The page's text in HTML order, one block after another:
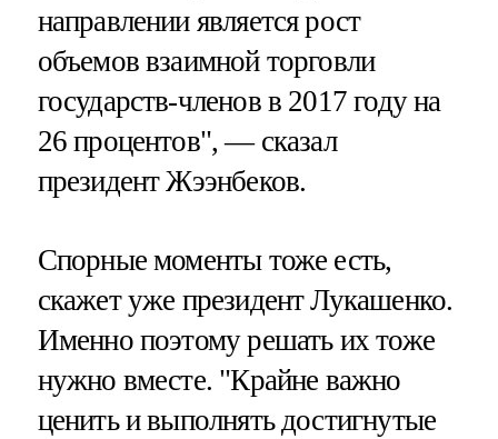
направлении является рост
объемов взаимной торговли
государств-членов в 2017 году на
26 процентов", — сказал
президент Жээнбеков.
Спорные моменты тоже есть,
скажет уже президент Лукашенко.
Именно поэтому решать их тоже
нужно вместе. "Крайне важно
ценить и выполнять достигнутые